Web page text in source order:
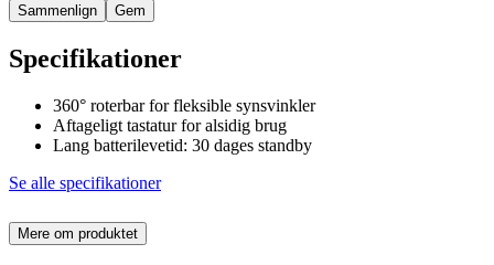
Sammenlign Gem
Specifikationer
360° roterbar for fleksible synsvinkler
Aftageligt tastatur for alsidig brug
Lang batterilevetid: 30 dages standby
Se alle specifikationer
Mere om produktet